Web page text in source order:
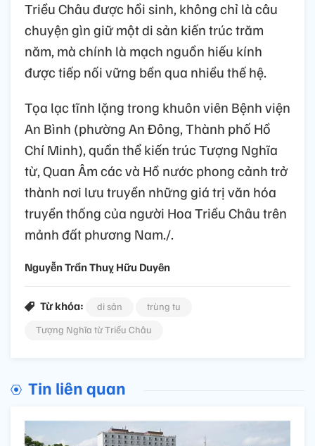
Triều Châu được hồi sinh, không chỉ là câu
chuyện gìn giữ một di sản kiến trúc trăm
năm, mà chính là mạch nguồn hiếu kính
được tiếp nối vững bền qua nhiều thế hệ.
Tọa lạc tĩnh lặng trong khuôn viên Bệnh viện
An Bình (phường An Đông, Thành phố Hồ
Chí Minh), quần thể kiến trúc Tượng Nghĩa
từ, Quan Âm các và Hồ nước phong cảnh trở
thành nơi lưu truyền những giá trị văn hóa
truyền thống của người Hoa Triều Châu trên
mảnh đất phương Nam./.
Nguyễn Trần Thuỵ Hữu Duyên
Từ khóa: di sản
trùng tu
Tượng Nghĩa từ Triều Châu
Tin liên quan